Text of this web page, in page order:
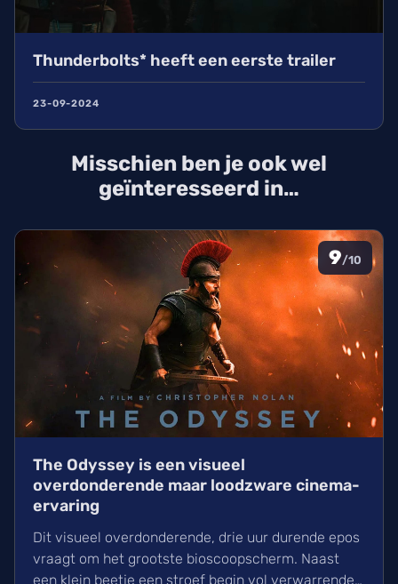
Thunderbolts* heeft een eerste trailer
23-09-2024
Misschien ben je ook wel
geïnteresseerd in…
9/10
The Odyssey is een visueel
overdonderende maar loodzware cinema-
ervaring
Dit visueel overdonderende, drie uur durende epos
vraagt om het grootste bioscoopscherm. Naast
een klein beetje een stroef begin vol verwarrende